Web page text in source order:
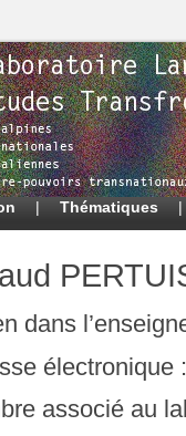
| Thématiques
dans
électronique
associé au